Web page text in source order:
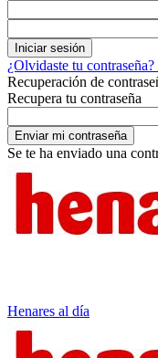
¿Olvidaste tu
Recuperación de
Recupera tu contraseña
Se te ha enviado una
Henares al día